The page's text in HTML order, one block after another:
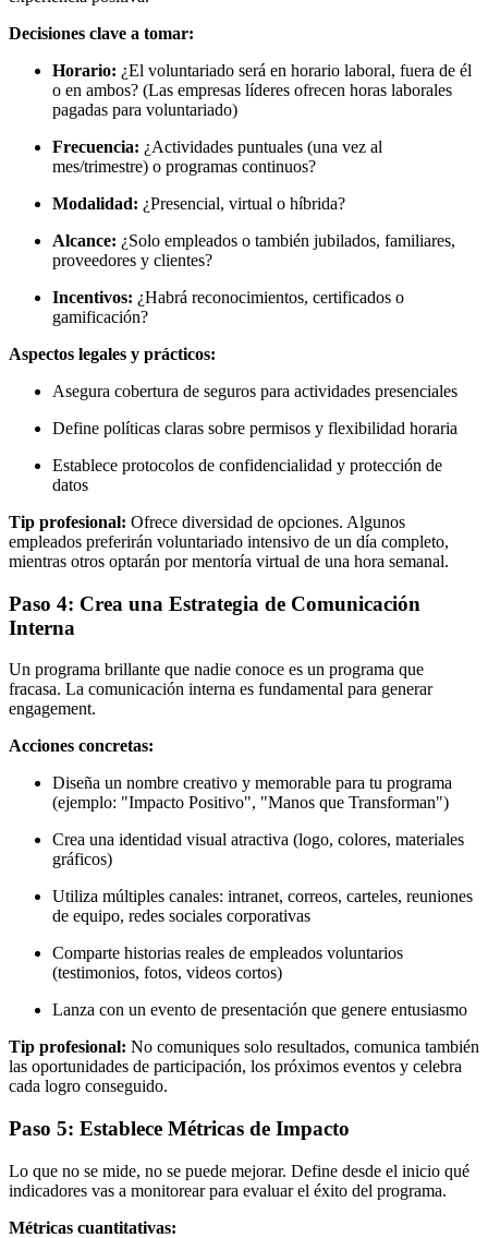
Decisiones clave a tomar:
Horario: ¿El voluntariado será en horario laboral, fuera de él
o en ambos? (Las empresas líderes ofrecen horas laborales
pagadas para voluntariado)
Frecuencia: ¿Actividades puntuales (una vez al
mes/trimestre) o programas continuos?
Modalidad: ¿Presencial, virtual o híbrida?
Alcance: ¿Solo empleados o también jubilados, familiares,
proveedores y clientes?
Incentivos: ¿Habrá reconocimientos, certificados o
gamificación?
Aspectos legales y prácticos:
Asegura cobertura de seguros para actividades presenciales
Define políticas claras sobre permisos y flexibilidad horaria
Establece protocolos de confidencialidad y protección de
datos
Tip profesional: Ofrece diversidad de opciones. Algunos
empleados preferirán voluntariado intensivo de un día completo,
mientras otros optarán por mentoría virtual de una hora semanal.
Paso 4: Crea una Estrategia de Comunicación
Interna
Un programa brillante que nadie conoce es un programa que
fracasa. La comunicación interna es fundamental para generar
engagement.
Acciones concretas:
Diseña un nombre creativo y memorable para tu programa
(ejemplo: "Impacto Positivo", "Manos que Transforman")
Crea una identidad visual atractiva (logo, colores, materiales
gráficos)
Utiliza múltiples canales: intranet, correos, carteles, reuniones
de equipo, redes sociales corporativas
Comparte historias reales de empleados voluntarios
(testimonios, fotos, videos cortos)
Lanza con un evento de presentación que genere entusiasmo
Tip profesional: No comuniques solo resultados, comunica también
las oportunidades de participación, los próximos eventos y celebra
cada logro conseguido.
Paso 5: Establece Métricas de Impacto
Lo que no se mide, no se puede mejorar. Define desde el inicio qué
indicadores vas a monitorear para evaluar el éxito del programa.
Métricas cuantitativas: